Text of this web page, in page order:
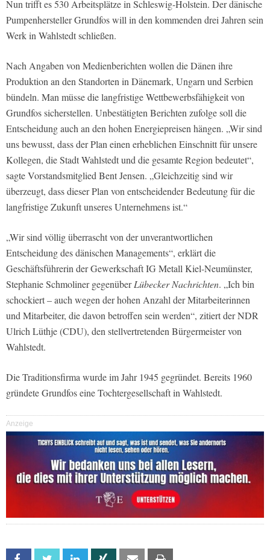
Nun trifft es 530 Arbeitsplätze in Schleswig-Holstein. Der dänische
Pumpenhersteller Grundfos will in den kommenden drei Jahren sein
Werk in Wahlstedt schließen.
Nach Angaben von Medienberichten wollen die Dänen ihre
Produktion an den Standorten in Dänemark, Ungarn und Serbien
bündeln. Man müsse die langfristige Wettbewerbsfähigkeit von
Grundfos sicherstellen. Unbestätigten Berichten zufolge soll die
Entscheidung auch an den hohen Energiepreisen hängen. „Wir sind
uns bewusst, dass der Plan einen erheblichen Einschnitt für unsere
Kollegen, die Stadt Wahlstedt und die gesamte Region bedeutet“,
sagte Vorstandsmitglied Bent Jensen. „Gleichzeitig sind wir
überzeugt, dass dieser Plan von entscheidender Bedeutung für die
langfristige Zukunft unseres Unternehmens ist.“
„Wir sind völlig überrascht von der unverantwortlichen
Entscheidung des dänischen Managements“, erklärt die
Geschäftsführerin der Gewerkschaft IG Metall Kiel-Neumünster,
Stephanie Schmoliner gegenüberLübecker Nachrichten. „Ich bin
schockiert – auch wegen der hohen Anzahl der Mitarbeiterinnen
und Mitarbeiter, die davon betroffen sein werden“, zitiert der NDR
Ulrich Lüthje (CDU), den stellvertretenden Bürgermeister von
Wahlstedt.
Die Traditionsfirma wurde im Jahr 1945 gegründet. Bereits 1960
gründete Grundfos eine Tochtergesellschaft in Wahlstedt.
Anzeige